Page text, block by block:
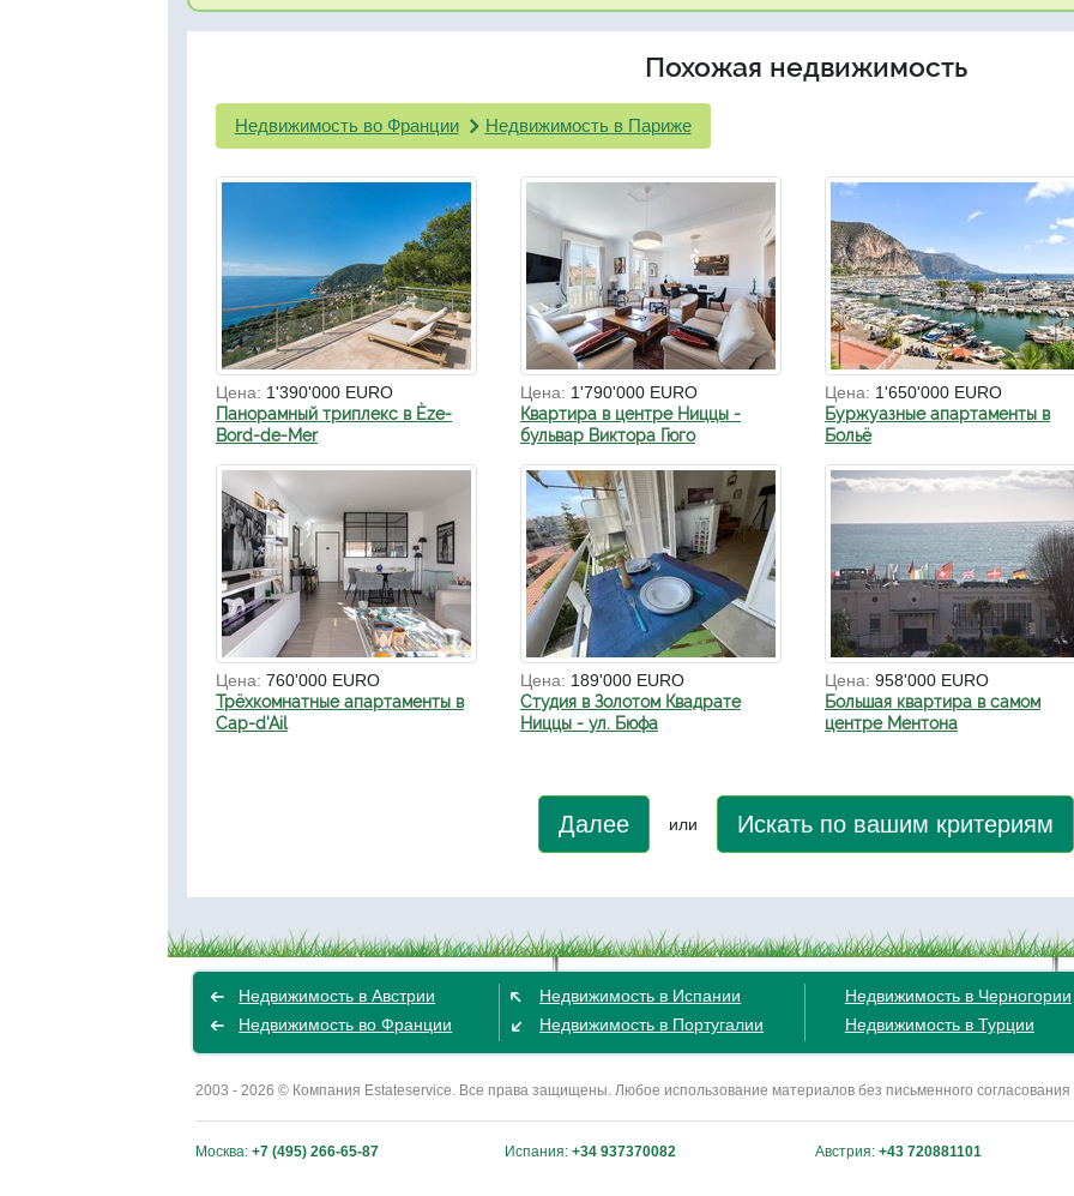
Похожая недвижимость
Недвижимость во Франции Недвижимость в Париже
Цена: 1'390'000 EURO
Панорамный триплекс в Èze-
Bord-de-Mer
Цена: 1'790'000 EURO
Квартира в центре Ниццы -
бульвар Виктора Гюго
Цена: 1'650'000 EURO
Буржуазные апартаменты в
Больё
Цена: 760'000 EURO
Трёхкомнатные апартаменты в
Cap-d'Ail
Цена: 189'000 EURO
Студия в Золотом Квадрате
Ниццы - ул. Бюфа
Цена: 958'000 EURO
Большая квартира в самом
центре Ментона
Далее или Искать по вашим критериям
Недвижимость в Австрии
Недвижимость во Франции
Недвижимость в Испании
Недвижимость в Португалии
Недвижимость в Черногории
Недвижимость в Турции
2003 - 2026 © Компания Estateservice. Все права защищены. Любое использование материалов без письменного
Москва: +7 (495) 266-65-87 Испания: +34 937370082 Австрия: +43 720881101